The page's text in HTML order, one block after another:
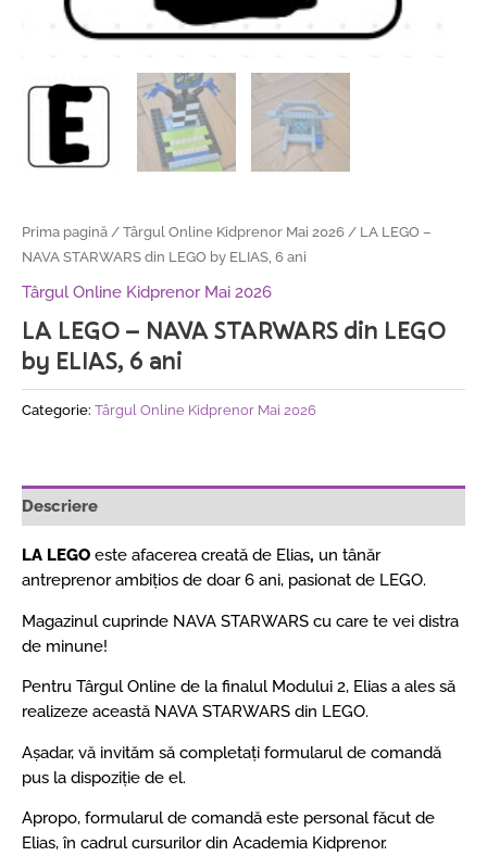
Prima pagină /Târgul Online Kidprenor Mai 2026 / LA LEGO –
NAVA STARWARS din LEGO by ELIAS, 6 ani
Târgul Online Kidprenor Mai 2026
LA LEGO – NAVA STARWARS din LEGO
by ELIAS, 6 ani
Categorie: Târgul Online Kidprenor Mai 2026
Descriere
LA LEGO este afacerea creată de Elias, un tânăr
antreprenor ambițios de doar 6 ani, pasionat de LEGO.
Magazinul cuprinde NAVA STARWARS cu care te vei distra
de minune!
Pentru Târgul Online de la finalul Modului 2, Elias a ales să
realizeze această NAVA STARWARS din LEGO.
Așadar, vă invităm să completați formularul de comandă
pus la dispoziție de el.
Apropo, formularul de comandă este personal făcut de
Elias, în cadrul cursurilor din Academia Kidprenor.